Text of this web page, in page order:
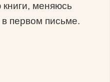
меняюсь
первом письме.